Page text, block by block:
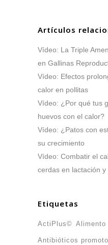
Artículos
Vídeo: La Triple
en Gallinas
Vídeo: Efectos
calor en pollitas
Vídeo: ¿Por qué tus
huevos con el calor?
Vídeo: ¿Patos con
su crecimiento
Vídeo: Combatir el
cerdas en lactación y
Etiquetas
ActiPlus© Alimento
Antibióticos